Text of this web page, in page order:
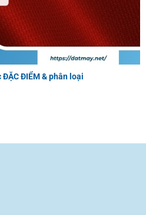
ĐIỂM & phân loại